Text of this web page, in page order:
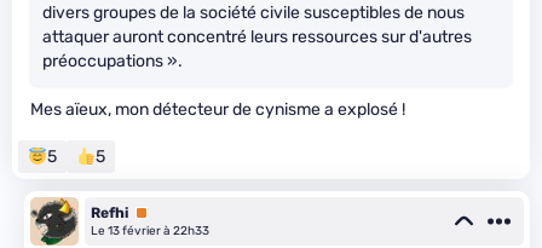
divers groupes de la société civile susceptibles de nous
attaquer auront concentré leurs ressources sur d'autres
préoccupations ».
Mes aïeux, mon détecteur de cynisme a explosé !
5 5
Refhi Premium
Le 13 février à 22h33